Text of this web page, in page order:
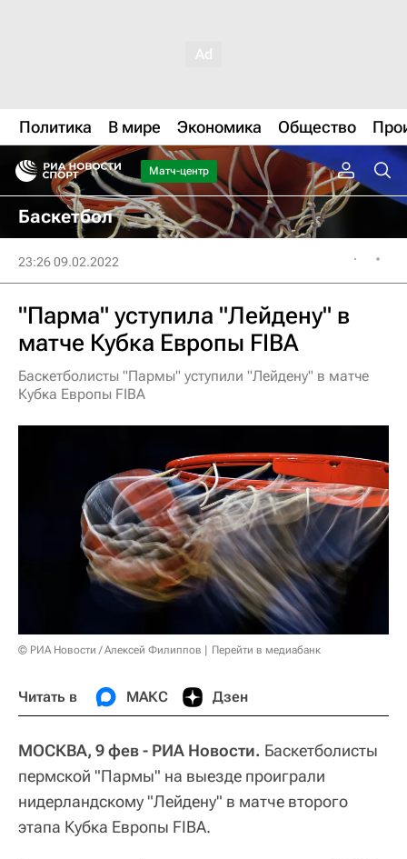
Политика В мире Экономика Общество
Матч-центр
Баскетбол
23:26 09.02.2022
"Парма" уступила "Лейдену" в
матче Кубка Европы FIBA
Баскетболисты "Пармы" уступили "Лейдену" в матче
Кубка Европы FIBA
© РИА Новости / Алексей Филиппов Перейти в медиабанк
Читать в МАКС Дзен
МОСКВА, 9 фев - РИА Новости. Баскетболисты
пермской "Пармы" на выезде проиграли
нидерландскому "Лейдену" в матче второго
этапа Кубка Европы FIBA.